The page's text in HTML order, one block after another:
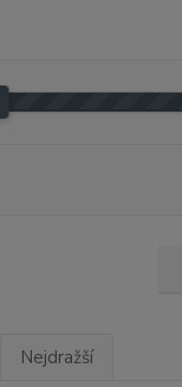
Nejdražší